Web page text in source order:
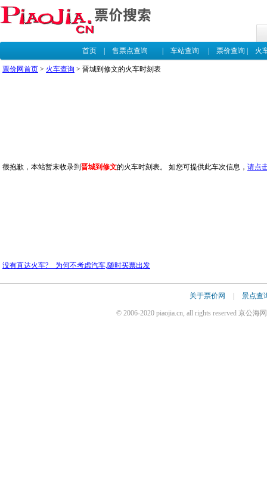
首页| 售票点查询 车站查询 票价查询 火
票价网首页 > 火车查询 > 晋城到修文的火车时刻表
很抱歉，本站暂末收录到 晋城到修文的火车时刻表。 如您可提供此车次信息， 请点
没有直达火车? 为何不考虑汽车,随时买票出发
关于票价网 景点查
© 2006-2020 piaojia.cn, all rights reserved 京公海